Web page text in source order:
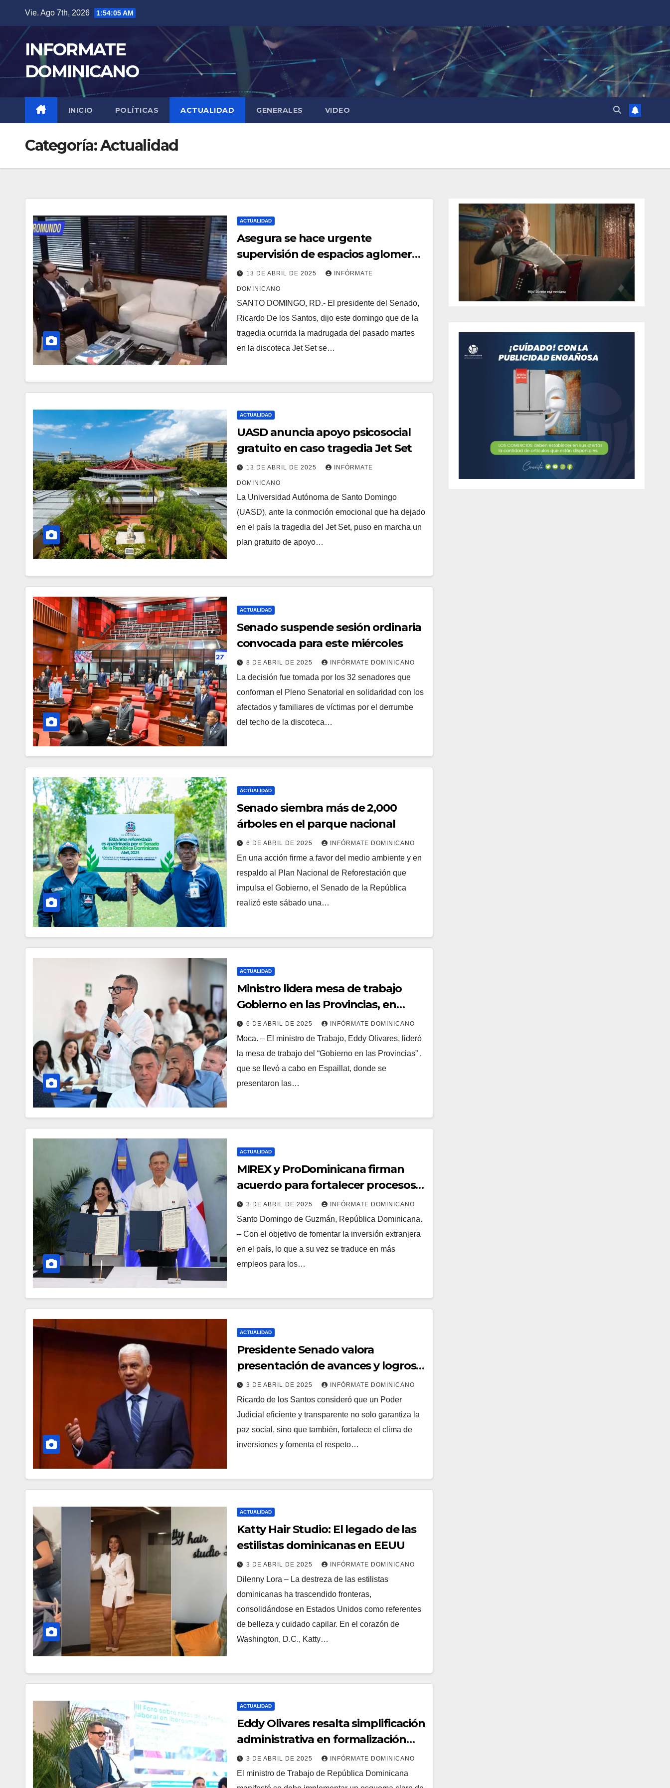
content
Vie. Ago 7th, 2026 1:54:06 AM
INFORMATE
DOMINICANO
INICIO POLÍTICAS ACTUALIDAD GENERALES VIDEO
Categoría:Actualidad
ACTUALIDAD
Asegura se hace urgente
supervisión de espacios aglomeran
personas
13 DE ABRIL DE 2025 INFÓRMATE
DOMINICANO
SANTO DOMINGO, RD.- El presidente del Senado,
Ricardo De los Santos, dijo este domingo que de la
tragedia ocurrida la madrugada del pasado martes
en la discoteca Jet Set se…
ACTUALIDAD
UASD anuncia apoyo psicosocial
gratuito en caso tragedia Jet Set
13 DE ABRIL DE 2025 INFÓRMATE
DOMINICANO
La Universidad Autónoma de Santo Domingo
(UASD), ante la conmoción emocional que ha dejado
en el país la tragedia del Jet Set, puso en marcha un
plan gratuito de apoyo…
ACTUALIDAD
Senado suspende sesión ordinaria
convocada para este miércoles
8 DE ABRIL DE 2025 INFÓRMATE DOMINICANO
La decisión fue tomada por los 32 senadores que
conforman el Pleno Senatorial en solidaridad con los
afectados y familiares de víctimas por el derrumbe
del techo de la discoteca…
ACTUALIDAD
Senado siembra más de 2,000
árboles en el parque nacional
6 DE ABRIL DE 2025 INFÓRMATE DOMINICANO
En una acción firme a favor del medio ambiente y en
respaldo al Plan Nacional de Reforestación que
impulsa el Gobierno, el Senado de la República
realizó este sábado una…
ACTUALIDAD
Ministro lidera mesa de trabajo
Gobierno en las Provincias, en
Espaillat
6 DE ABRIL DE 2025 INFÓRMATE DOMINICANO
Moca. – El ministro de Trabajo, Eddy Olivares, lideró
la mesa de trabajo del “Gobierno en las Provincias” ,
que se llevó a cabo en Espaillat, donde se
presentaron las…
ACTUALIDAD
MIREX y ProDominicana firman
acuerdo para fortalecer procesos
de visados
3 DE ABRIL DE 2025 INFÓRMATE DOMINICANO
Santo Domingo de Guzmán, República Dominicana.
– Con el objetivo de fomentar la inversión extranjera
en el país, lo que a su vez se traduce en más
empleos para los…
ACTUALIDAD
Presidente Senado valora
presentación de avances y logros
del Poder Judicial
3 DE ABRIL DE 2025 INFÓRMATE DOMINICANO
Ricardo de los Santos consideró que un Poder
Judicial eficiente y transparente no solo garantiza la
paz social, sino que también, fortalece el clima de
inversiones y fomenta el respeto…
ACTUALIDAD
Katty Hair Studio: El legado de las
estilistas dominicanas en EEUU
3 DE ABRIL DE 2025 INFÓRMATE DOMINICANO
Dilenny Lora – La destreza de las estilistas
dominicanas ha trascendido fronteras,
consolidándose en Estados Unidos como referentes
de belleza y cuidado capilar. En el corazón de
Washington, D.C., Katty…
ACTUALIDAD
Eddy Olivares resalta simplificación
administrativa en formalización
laboral Iberoamérica
3 DE ABRIL DE 2025 INFÓRMATE DOMINICANO
El ministro de Trabajo de República Dominicana